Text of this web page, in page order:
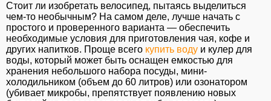
Стоит ли изобретать велосипед, пытаясь выделиться
чем-то необычным? На самом деле, лучше начать с
простого и проверенного варианта — обеспечить
необходимые условия для приготовления чая, кофе и
других напитков. Проще всего купить воду и кулер для
воды, который может быть оснащен емкостью для
хранения небольшого набора посуды, мини-
холодильником (объем до 60 литров) или озонатором
(убивает микробы, препятствует появлению новых